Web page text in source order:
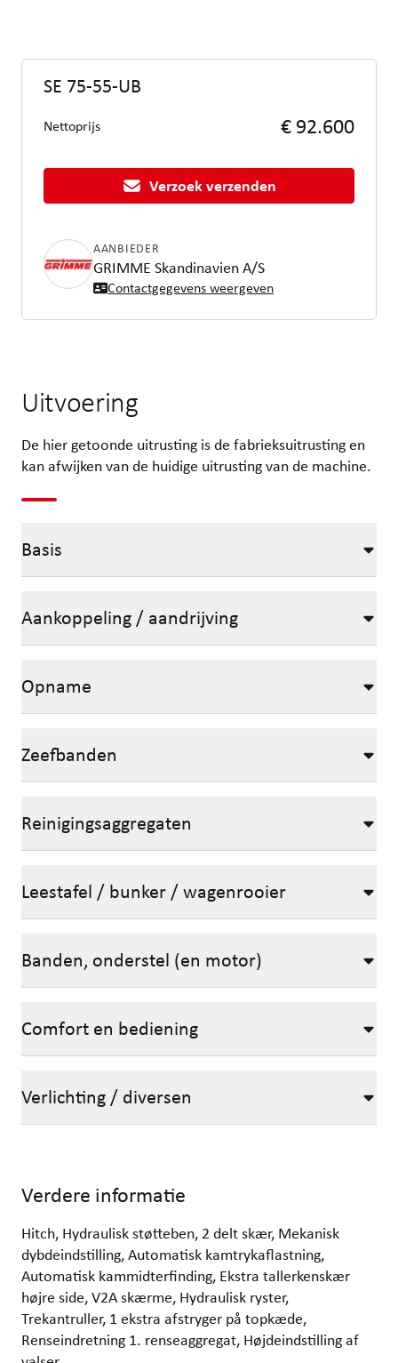
SE 75-55-UB
Nettoprijs € 92.600
Verzoek verzenden
AANBIEDER
GRIMME Skandinavien A/S
Contactgegevens weergeven
Uitvoering
De hier getoonde uitrusting is de fabrieksuitrusting en
kan afwijken van de huidige uitrusting van de machine.
Basis
Aankoppeling / aandrijving
Opname
Zeefbanden
Reinigingsaggregaten
Leestafel / bunker / wagenrooier
Banden, onderstel (en motor)
Comfort en bediening
Verlichting / diversen
Verdere informatie
Hitch, Hydraulisk støtteben, 2 delt skær, Mekanisk
dybdeindstilling, Automatisk kamtrykaflastning,
Automatisk kammidterfinding, Ekstra tallerkenskær
højre side, V2A skærme, Hydraulisk ryster,
Trekantruller, 1 ekstra afstryger på topkæde,
Renseindretning 1. renseaggregat, Højdeindstilling af